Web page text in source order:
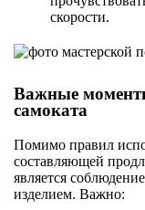
скорости.
Важные
самоката
Помимо правил
составляющей
является
изделием. Важно: